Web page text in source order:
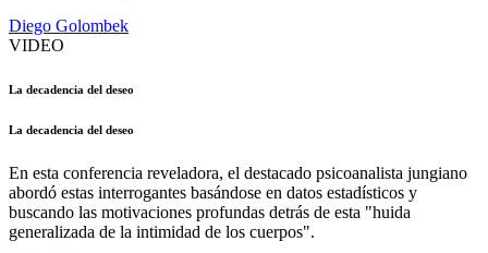
Diego Golombek
VIDEO
La decadencia del deseo
La decadencia del deseo
En esta conferencia reveladora, el destacado psicoanalista jungiano
abordó estas interrogantes basándose en datos estadísticos y
buscando las motivaciones profundas detrás de esta "huida
generalizada de la intimidad de los cuerpos".